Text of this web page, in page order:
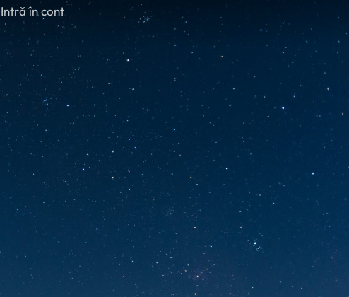
Intră în cont